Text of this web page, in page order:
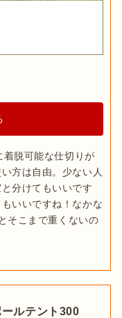
脱可能な仕切りが
方は自由。少ない人
分けてもいいです
いいですね！なかな
そこまで重くないの
ルテント300